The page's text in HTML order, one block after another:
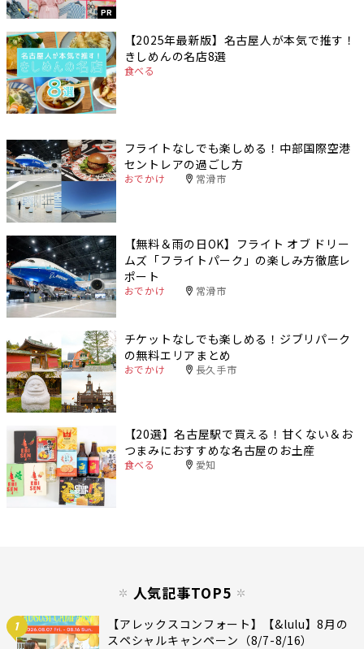
PR
【2025年最新版】名古屋人が本気で推す！
きしめんの名店8選
食べる
フライトなしでも楽しめる！中部国際空港
セントレアの過ごし方
おでかけ 常滑市
【無料＆雨の日OK】フライト オブ ドリー
ムズ「フライトパーク」の楽しみ方徹底レ
ポート
おでかけ 常滑市
チケットなしでも楽しめる！ジブリパーク
の無料エリアまとめ
おでかけ 長久手市
【20選】名古屋駅で買える！甘くない＆お
つまみにおすすめな名古屋のお土産
食べる 愛知
人気記事TOP5
1
【アレックスコンフォート】【&lulu】8月の
スペシャルキャンペーン（8/7-8/16）